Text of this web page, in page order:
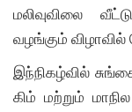
மலிவுவிலை
வழங்கும் விழாவில்
இந்நிகழ்வில்
கிம் மற்றும்